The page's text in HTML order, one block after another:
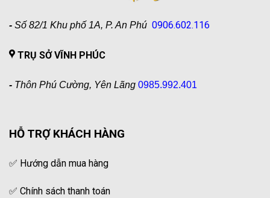
- Số 82/1 Khu phố 1A, P. An Phú 0906.602.116
TRỤ SỞ VĨNH PHÚC
- Thôn Phú Cường, Yên Lãng 0985.992.401
HỖ TRỢ KHÁCH HÀNG
✅ Hướng dẫn mua hàng
✅ Chính sách thanh toán